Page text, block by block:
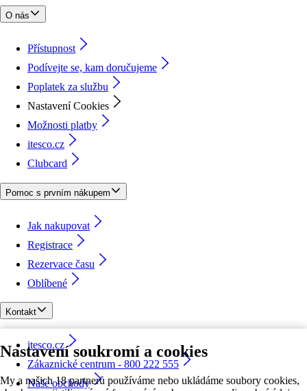
Nastavení soukromí a cookies
My a našich 18 partnerů používáme nebo ukládáme soubory cookies,
O nás
Přístupnost
Podívejte se, kam doručujeme
Poplatek za službu
Nastavení Cookies
Možnosti platby
itesco.cz
Clubcard
Pomoc s prvním nákupem
Jak nakupovat
Registrace
Rezervace času
Oblíbené
Kontakt
itesco.cz
Zákaznické centrum - 800 222 555
Naše obchody